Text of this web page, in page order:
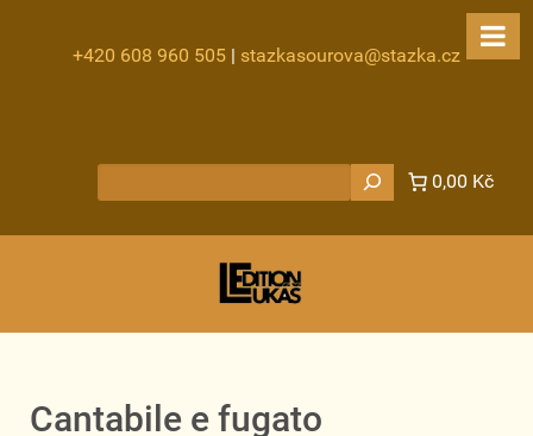
+420 608 960 505 | stazkasourova@stazka.cz
0,00 Kč
Cantabile e fugato